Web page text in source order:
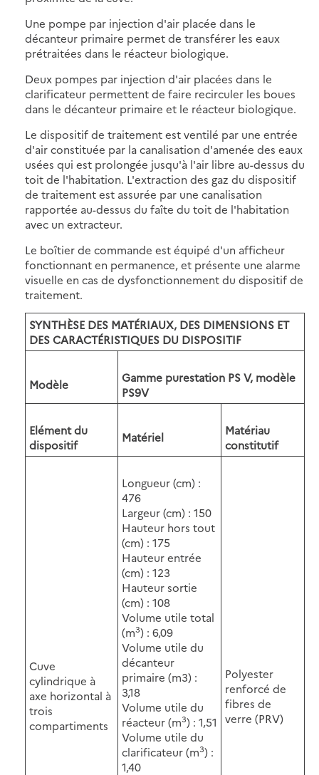
Une pompe par injection d'air placée dans le
décanteur primaire permet de transférer les eaux
prétraitées dans le réacteur biologique.
Deux pompes par injection d'air placées dans le
clarificateur permettent de faire recirculer les boues
dans le décanteur primaire et le réacteur biologique.
Le dispositif de traitement est ventilé par une entrée
d'air constituée par la canalisation d'amenée des eaux
usées qui est prolongée jusqu'à l'air libre au-dessus du
toit de l'habitation. L'extraction des gaz du dispositif
de traitement est assurée par une canalisation
rapportée au-dessus du faîte du toit de l'habitation
avec un extracteur.
Le boîtier de commande est équipé d'un afficheur
fonctionnant en permanence, et présente une alarme
visuelle en cas de dysfonctionnement du dispositif de
traitement.
SYNTHÈSE DES MATÉRIAUX, DES DIMENSIONS ET
DES CARACTÉRISTIQUES DU DISPOSITIF
Modèle
Gamme purestation PS V, modèle
PS9V
Elément du
dispositif
Matériel
Matériau
constitutif
Cuve
cylindrique à
axe horizontal à
trois
compartiments
Longueur (cm) :
476
Largeur (cm) : 150
Hauteur hors tout
(cm) : 175
Hauteur entrée
(cm) : 123
Hauteur sortie
(cm) : 108
Volume utile total
(m3) : 6,09
Volume utile du
décanteur
primaire (m3) :
3,18
Volume utile du
réacteur (m3) : 1,51
Volume utile du
clarificateur (m3) :
1,40
Polyester
renforcé de
fibres de
verre (PRV)